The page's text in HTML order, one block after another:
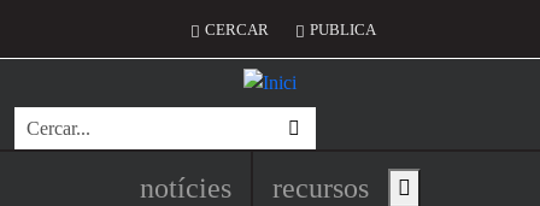
Menú del compte d'usuari
CERCAR PUBLICA
Cerca
Navegació principal de
notícies recursos Show main menu